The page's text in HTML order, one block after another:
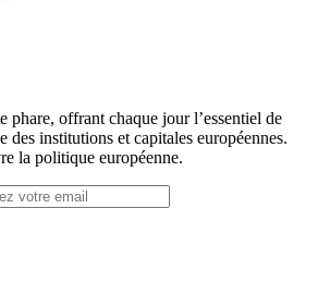
phare, offrant chaque jour l’essentiel de
des institutions et capitales européennes.
la politique européenne.